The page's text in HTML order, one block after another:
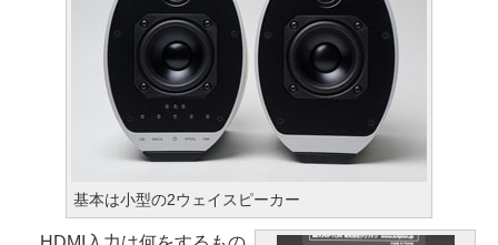
基本は小型の2ウェイスピーカー